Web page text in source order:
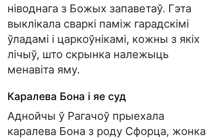
ніводнага з Божых запаветаў. Гэта
выклікала сваркі паміж гарадскімі
ўладамі і царкоўнікамі, кожны з якіх
лічыў, што скрынка належыць
менавіта яму.
Каралева Бона і яе суд
Аднойчы ў Рагачоў прыехала
каралева Бона з роду Сфорца, жонка